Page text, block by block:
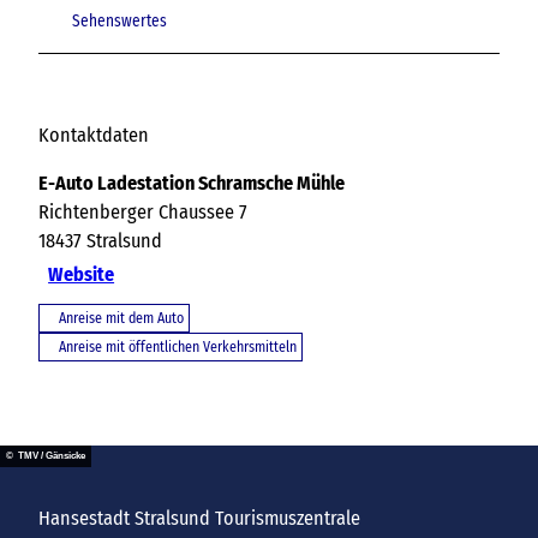
Sehenswertes
Kontaktdaten
E-Auto Ladestation Schramsche Mühle
Richtenberger Chaussee 7
18437 Stralsund
Website
Anreise mit dem Auto
Anreise mit öffentlichen Verkehrsmitteln
© TMV / Gänsicke
Hansestadt Stralsund Tourismuszentrale